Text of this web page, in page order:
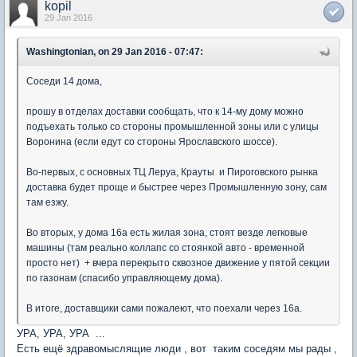
kopil
29 Jan 2016
Washingtonian, on 29 Jan 2016 - 07:47:
Соседи 14 дома,
прошу в отделах доставки сообщать, что к 14-му дому можно
подъехать только со стороны промышленной зоны или с улицы
Воронина (если едут со стороны Ярославского шоссе).
Во-первых, с основных ТЦ Леруа, Крауты и Пироговского рынка
доставка будет проще и быстрее через Промышленную зону, сам
там езжу.
Во вторых, у дома 16а есть жилая зона, стоят везде легковые
машины (там реально коллапс со стоянкой авто - временной
просто нет) + вчера перекрыто сквозное движение у пятой секции
по газонам (спасибо управляющему дома).
В итоге, доставщики сами пожалеют, что поехали через 16а.
УРА, УРА, УРА ...
Есть ещё здравомыслящие люди , вот таким соседям мы рады ,